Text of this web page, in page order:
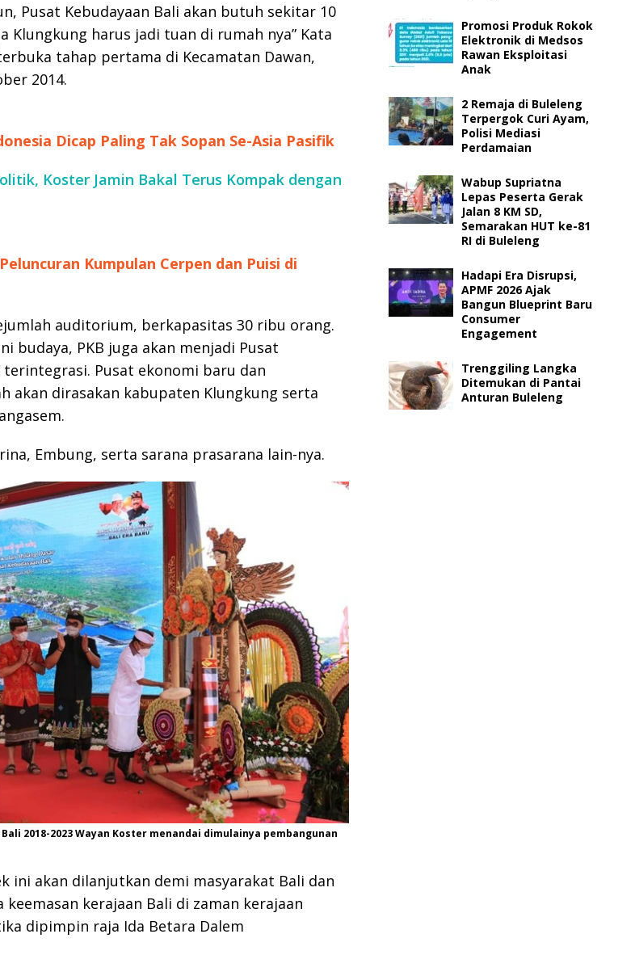
Pusat Kebudayaan Bali akan butuh sekitar 10
Klungkung harus jadi tuan di rumah nya” Kata
tahap pertama di Kecamatan Dawan,
2014.
Dicap Paling Tak Sopan Se-Asia Pasifik
Koster Jamin Bakal Terus Kompak dengan
Kumpulan Cerpen dan Puisi di
auditorium, berkapasitas 30 ribu orang.
budaya, PKB juga akan menjadi Pusat
Pusat ekonomi baru dan
akan dirasakan kabupaten Klungkung serta
Embung, serta sarana prasarana lain-nya.
2018-2023 Wayan Koster menandai dimulainya pembangunan
ini akan dilanjutkan demi masyarakat Bali dan
kerajaan Bali di zaman kerajaan
dipimpin raja Ida Betara Dalem
Promosi Produk Rokok
Elektronik di Medsos
Rawan Eksploitasi
Anak
2 Remaja di Buleleng
Terpergok Curi Ayam,
Polisi Mediasi
Perdamaian
Wabup Supriatna
Lepas Peserta Gerak
Jalan 8 KM SD,
Semarakan HUT ke-81
RI di Buleleng
Hadapi Era Disrupsi,
APMF 2026 Ajak
Bangun Blueprint Baru
Consumer
Engagement
Trenggiling Langka
Ditemukan di Pantai
Anturan Buleleng